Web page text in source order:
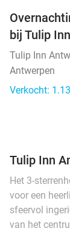
bij Tulip
Tulip Inn
Antwerpen
Verkocht:
Tulip Inn
Het 3-
voor een
sfeervol
van het